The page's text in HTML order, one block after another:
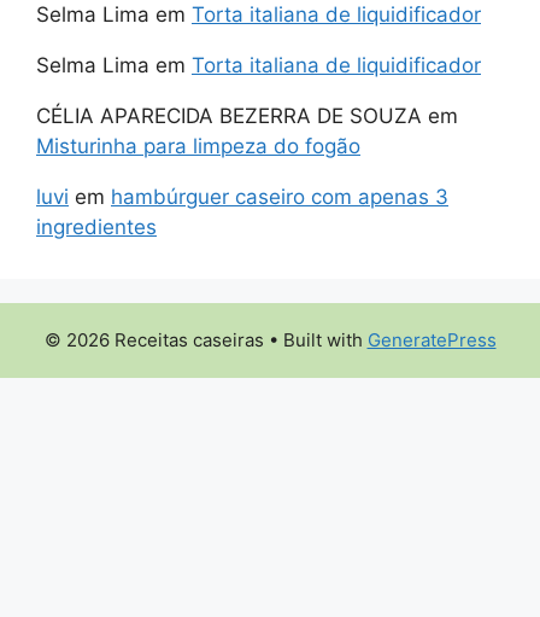
Selma Lima em Torta italiana de liquidificador
Selma Lima em Torta italiana de liquidificador
CÉLIA APARECIDA BEZERRA DE SOUZA em
Misturinha para limpeza do fogão
luvi em hambúrguer caseiro com apenas 3
ingredientes
© 2026 Receitas caseiras • Built with GeneratePress